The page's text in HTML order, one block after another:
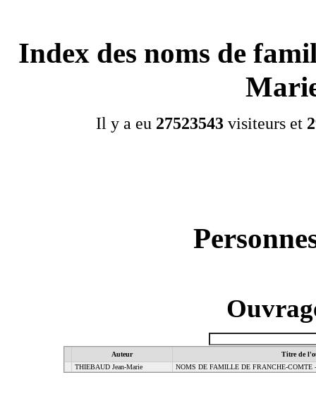
Index des noms de
Il y a eu 27523543visiteurs et
Auteur
Titre de
THIEBAUD Jean-Marie
NOMS DE FAMILLE DE FRANCHE-COMTE